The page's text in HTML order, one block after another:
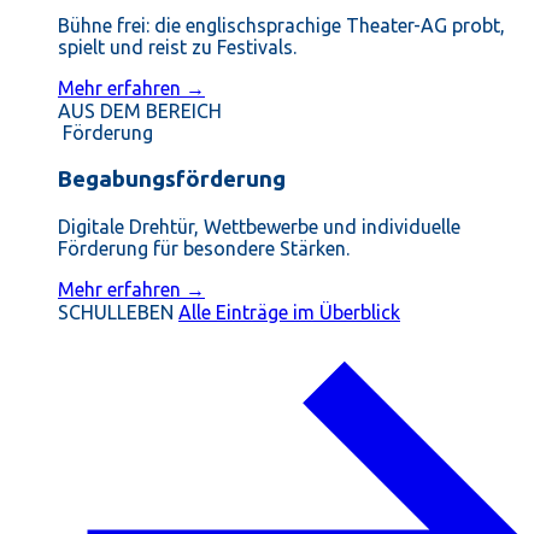
Bühne frei: die englischsprachige Theater-AG probt,
spielt und reist zu Festivals.
Mehr erfahren →
AUS DEM BEREICH
Förderung
Begabungsförderung
Digitale Drehtür, Wettbewerbe und individuelle
Förderung für besondere Stärken.
Mehr erfahren →
SCHULLEBEN Alle Einträge im Überblick